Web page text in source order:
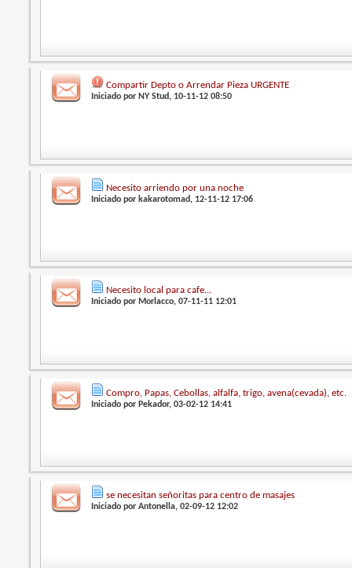
Compartir Depto o Arrendar Pieza URGENTE
Iniciado por NY Stud, 10-11-12 08:50
Necesito arriendo por una noche
Iniciado por kakarotomad, 12-11-12 17:06
Necesito local para cafe...
Iniciado por Morlacco, 07-11-11 12:01
Compro, Papas, Cebollas, alfalfa, trigo, avena(cevada), etc.
Iniciado por Pekador, 03-02-12 14:41
se necesitan señoritas para centro de masajes
Iniciado porAntonella, 02-09-12 12:02